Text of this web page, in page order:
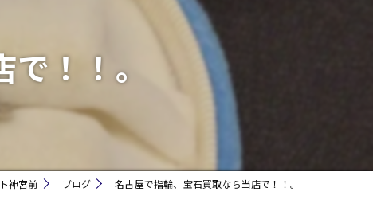
宝石
貴金属
指輪
！！。
神宮前 ブログ 名古屋で指輪、宝石買取なら当店で！！。